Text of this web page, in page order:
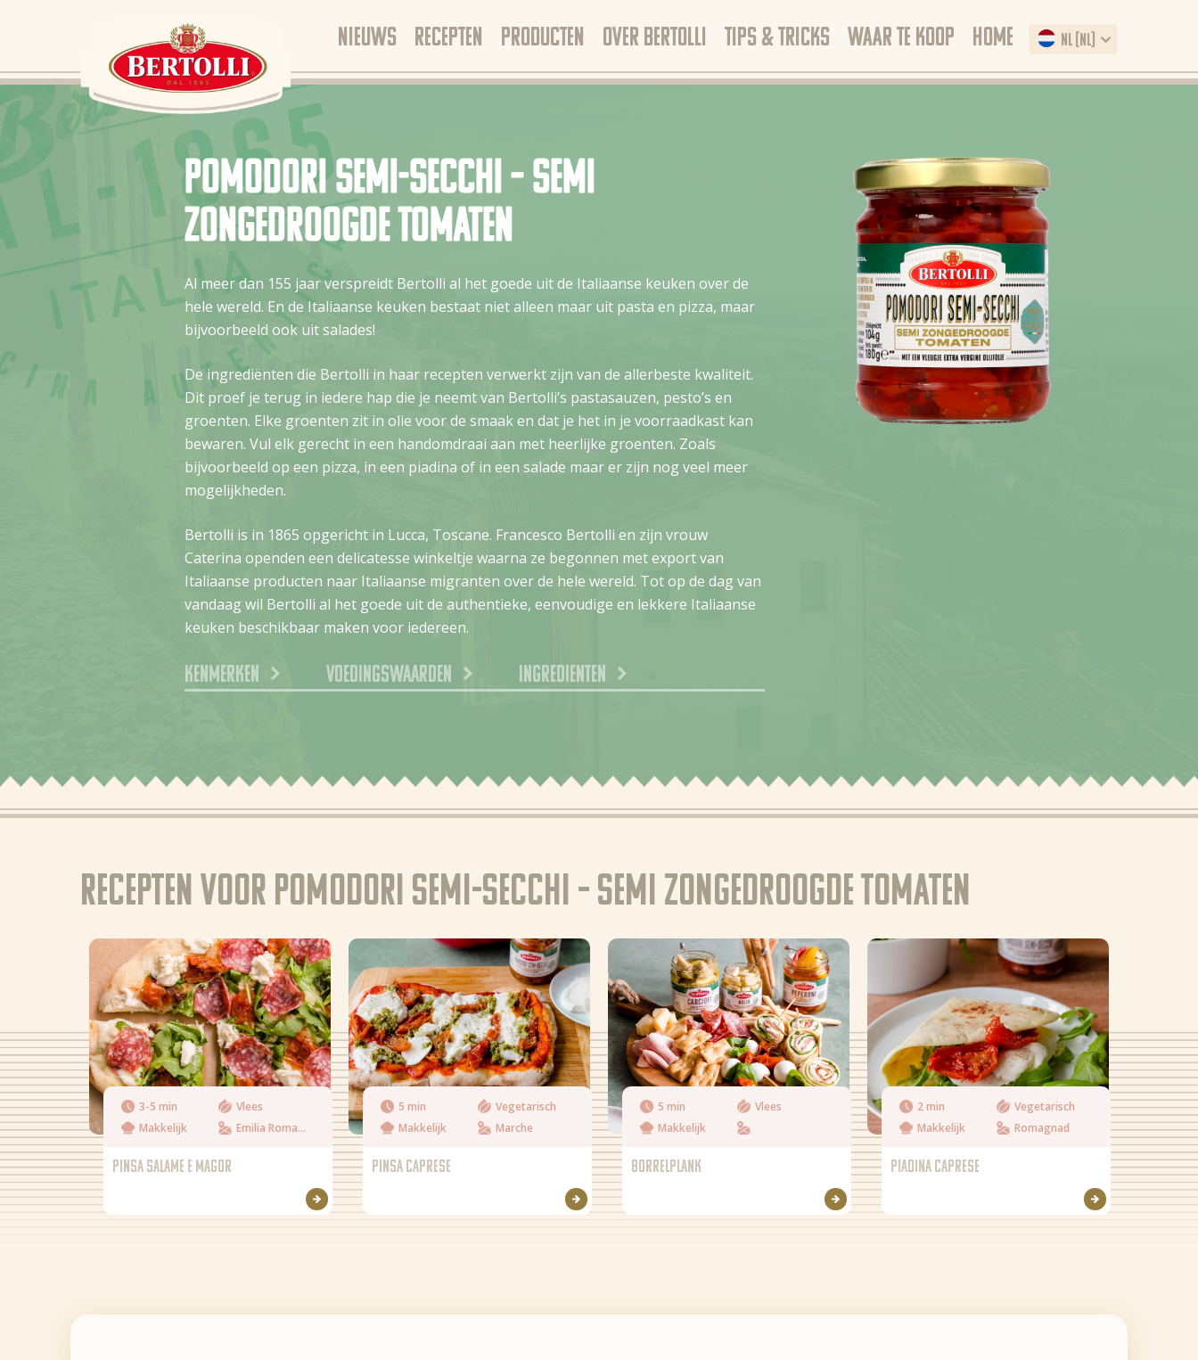
NIEUWS RECEPTEN PRODUCTEN OVER BERTOLLI TIPS & TRICKS WAAR TE KOOP HOME NL (NL)
Pomodori Semi-Secchi – semi
zongedroogde tomaten
Al meer dan 155 jaar verspreidt Bertolli al het goede uit de Italiaanse keuken over de
hele wereld. En de Italiaanse keuken bestaat niet alleen maar uit pasta en pizza, maar
bijvoorbeeld ook uit salades!
De ingrediënten die Bertolli in haar recepten verwerkt zijn van de allerbeste kwaliteit.
Dit proef je terug in iedere hap die je neemt van Bertolli’s pastasauzen, pesto’s en
groenten. Elke groenten zit in olie voor de smaak en dat je het in je voorraadkast kan
bewaren. Vul elk gerecht in een handomdraai aan met heerlijke groenten. Zoals
bijvoorbeeld op een pizza, in een piadina of in een salade maar er zijn nog veel meer
mogelijkheden.
Bertolli is in 1865 opgericht in Lucca, Toscane. Francesco Bertolli en zijn vrouw
Caterina openden een delicatesse winkeltje waarna ze begonnen met export van
Italiaanse producten naar Italiaanse migranten over de hele wereld. Tot op de dag van
vandaag wil Bertolli al het goede uit de authentieke, eenvoudige en lekkere Italiaanse
keuken beschikbaar maken voor iedereen.
Kenmerken Voedingswaarden Ingredienten
Recepten voor Pomodori Semi-Secchi – semi zongedroogde tomaten
3-5 min
Vlees
Makkelijk
Emilia Romagna
PINSA SALAME E MAGOR
5 min
Vegetarisch
Makkelijk
Marche
PINSA CAPRESE
5 min
Vlees
Makkelijk
BORRELPLANK
2 min
Vegetarisch
Makkelijk
Romagnad
PIADINA CAPRESE